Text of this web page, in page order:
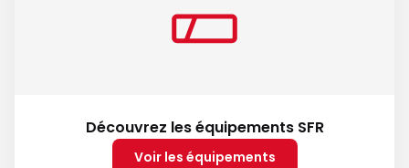
Découvrez les équipements SFR
Voir les équipements